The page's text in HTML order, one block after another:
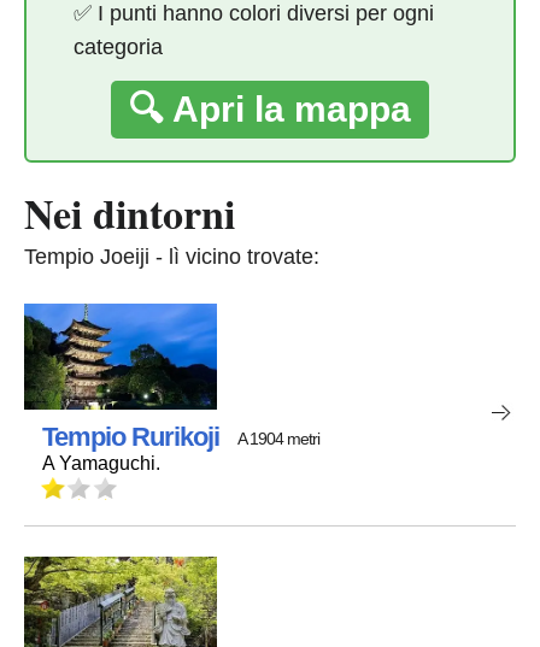
✅ I punti hanno colori diversi per ogni
categoria
🔍 Apri la mappa
Nei dintorni
Tempio Joeiji - lì vicino trovate:
Tempio Rurikoji A 1904 metri
A Yamaguchi.